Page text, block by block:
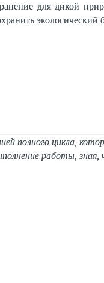
для дикой
экологический
полного цикла,
работы, зная,